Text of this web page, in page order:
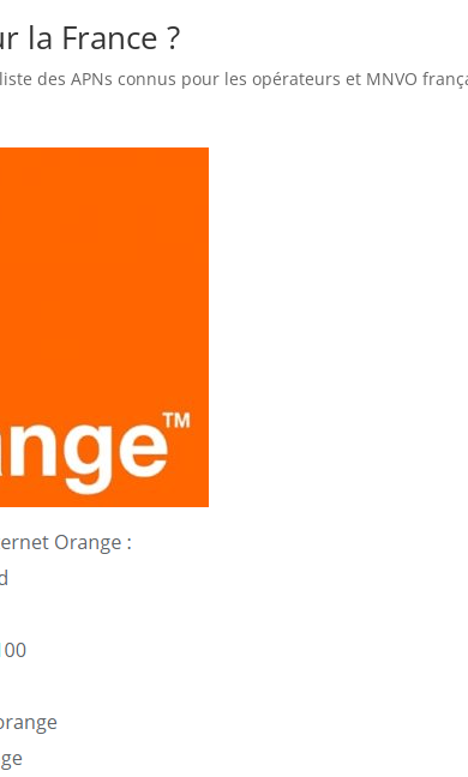
la France ?
des APNs connus pour les opérateurs et MNVO